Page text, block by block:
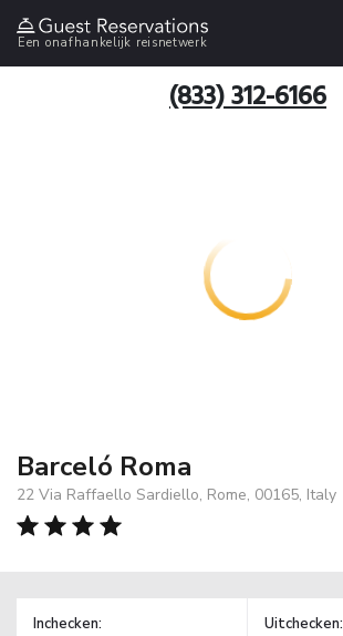
Een onafhankelijk reisnetwerk
(833) 312-6166
Barceló Roma
22 Via Raffaello Sardiello, Rome, 00165, Italy
Inchecken: Uitchecken: